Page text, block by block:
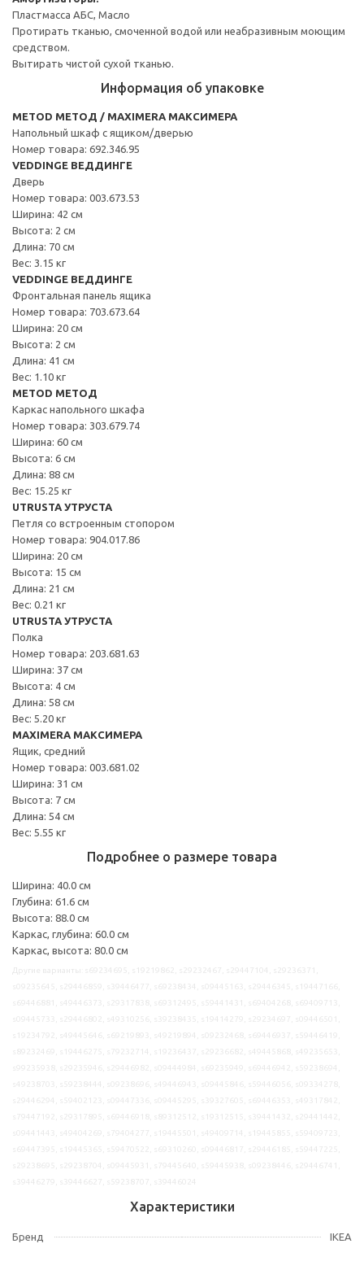
Пластмасса АБС, Масло
Протирать тканью, смоченной водой или неабразивным моющим
средством.
Вытирать чистой сухой тканью.
Информация об упаковке
METOD МЕТОД / MAXIMERA МАКСИМЕРА
Напольный шкаф с ящиком/дверью
Номер товара: 692.346.95
VEDDINGE ВЕДДИНГЕ
Дверь
Номер товара: 003.673.53
Ширина: 42 см
Высота: 2 см
Длина: 70 см
Вес: 3.15 кг
VEDDINGE ВЕДДИНГЕ
Фронтальная панель ящика
Номер товара: 703.673.64
Ширина: 20 см
Высота: 2 см
Длина: 41 см
Вес: 1.10 кг
METOD МЕТОД
Каркас напольного шкафа
Номер товара: 303.679.74
Ширина: 60 см
Высота: 6 см
Длина: 88 см
Вес: 15.25 кг
UTRUSTA УТРУСТА
Петля со встроенным стопором
Номер товара: 904.017.86
Ширина: 20 см
Высота: 15 см
Длина: 21 см
Вес: 0.21 кг
UTRUSTA УТРУСТА
Полка
Номер товара: 203.681.63
Ширина: 37 см
Высота: 4 см
Длина: 58 см
Вес: 5.20 кг
MAXIMERA МАКСИМЕРА
Ящик, средний
Номер товара: 003.681.02
Ширина: 31 см
Высота: 7 см
Длина: 54 см
Вес: 5.55 кг
Подробнее о размере товара
Ширина: 40.0 см
Глубина: 61.6 см
Высота: 88.0 см
Каркас, глубина: 60.0 см
Каркас, высота: 80.0 см
Характеристики
Бренд IKEA